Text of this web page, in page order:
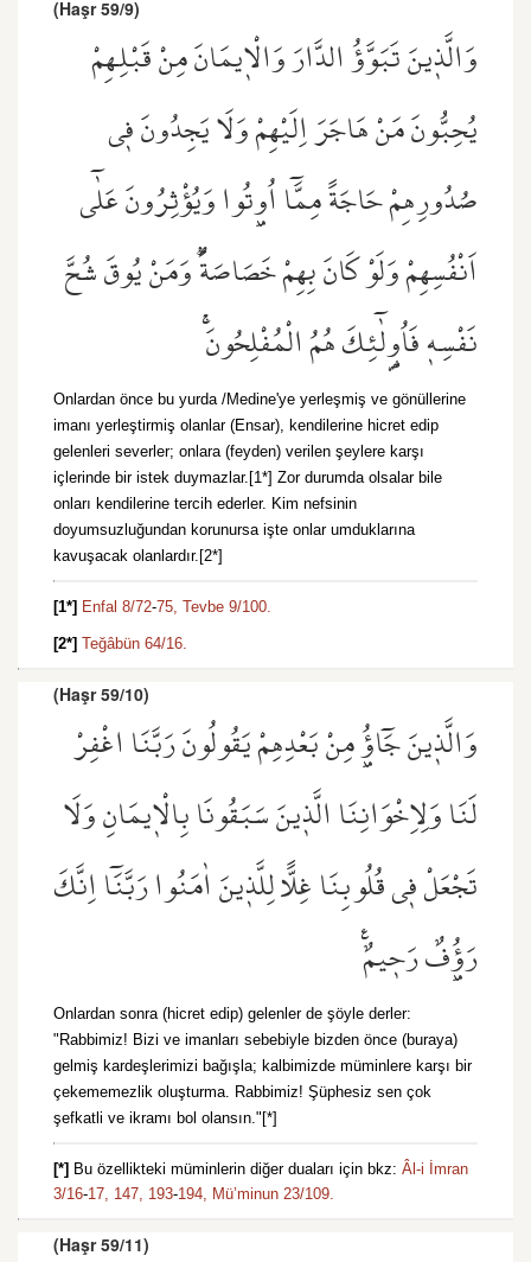
(Haşr 59/9)
وَالَّذ۪ينَ تَبَوَّؤُ الدَّارَ وَالْا۪يمَانَ مِنْ قَبْلِهِمْ
يُحِبُّونَ مَنْ هَاجَرَ اِلَيْهِمْ وَلَا يَجِدُونَ ف۪ي
صُدُورِهِمْ حَاجَةً مِمَّٓا اُو۫تُوا وَيُؤْثِرُونَ عَلٰٓى
اَنْفُسِهِمْ وَلَوْ كَانَ بِهِمْ خَصَاصَةٌۜ وَمَنْ يُوقَ شُحَّ
نَفْسِه۪ فَاُو۬لٰٓئِكَ هُمُ الْمُفْلِحُونَۚ
Onlardan önce bu yurda /Medine'ye yerleşmiş ve gönüllerine
imanı yerleştirmiş olanlar (Ensar), kendilerine hicret edip
gelenleri severler; onlara (feyden) verilen şeylere karşı
içlerinde bir istek duymazlar.[1*] Zor durumda olsalar bile
onları kendilerine tercih ederler. Kim nefsinin
doyumsuzluğundan korunursa işte onlar umduklarına
kavuşacak olanlardır.[2*]
[1*] Enfal 8/72-75, Tevbe 9/100.
[2*] Teğâbün 64/16.
(Haşr 59/10)
وَالَّذ۪ينَ جَٓاؤُ۫ مِنْ بَعْدِهِمْ يَقُولُونَ رَبَّنَا اغْفِرْ
لَنَا وَلِاِخْوَانِنَا الَّذ۪ينَ سَبَقُونَا بِالْا۪يمَانِ وَلَا
تَجْعَلْ ف۪ي قُلُوبِنَا غِلًّا لِلَّذ۪ينَ اٰمَنُوا رَبَّنَٓا اِنَّكَ
رَؤُ۫فٌ رَح۪يمٌ۟
Onlardan sonra (hicret edip) gelenler de şöyle derler:
"Rabbimiz! Bizi ve imanları sebebiyle bizden önce (buraya)
gelmiş kardeşlerimizi bağışla; kalbimizde müminlere karşı bir
çekememezlik oluşturma. Rabbimiz! Şüphesiz sen çok
şefkatli ve ikramı bol olansın."[*]
[*] Bu özellikteki müminlerin diğer duaları için bkz: Âl-i İmran
3/16-17, 147, 193-194, Mü’minun 23/109.
(Haşr 59/11)